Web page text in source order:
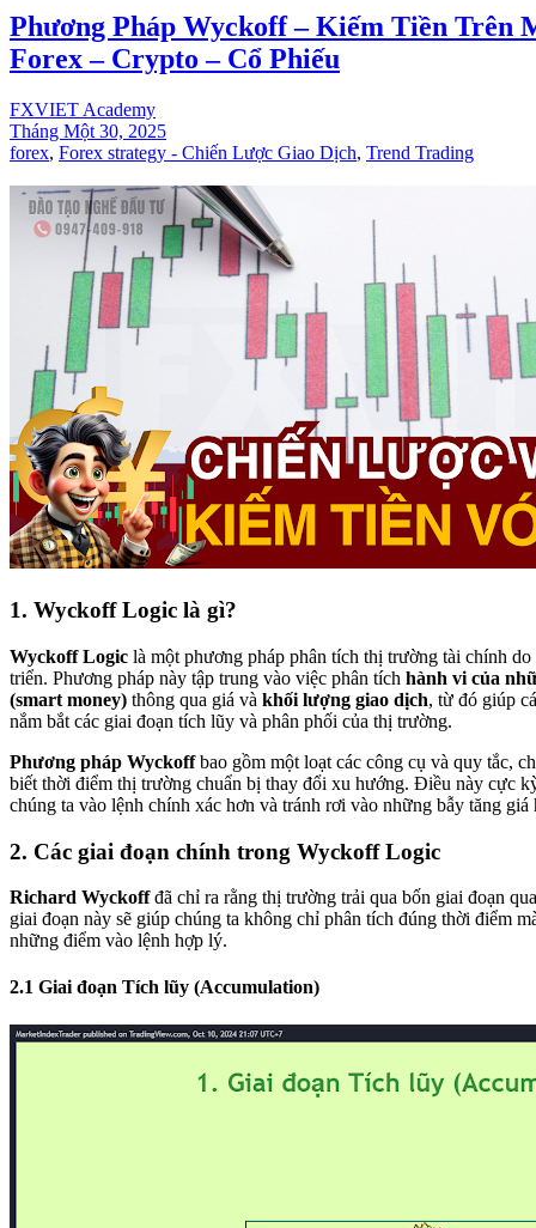
Phương Pháp Wyckoff – Kiếm Tiền Trên
Forex – Crypto – Cổ Phiếu
FXVIET Academy
Tháng Một 30, 2025
forex, Forex strategy - Chiến Lược Giao Dịch, Trend Trading
1. Wyckoff Logic là gì?
Wyckoff Logic là một phương pháp phân tích thị trường tài chính do
triển. Phương pháp này tập trung vào việc phân tích hành vi của
(smart money) thông qua giá và khối lượng giao dịch, từ đó giúp
nắm bắt các giai đoạn tích lũy và phân phối của thị trường.
Phương pháp Wyckoffbao gồm một loạt các công cụ và quy tắc,
biết thời điểm thị trường chuẩn bị thay đổi xu hướng. Điều này cực
chúng ta vào lệnh chính xác hơn và tránh rơi vào những bẫy tăng giá
2. Các giai đoạn chính trong Wyckoff Logic
Richard Wyckoffđã chỉ ra rằng thị trường trải qua bốn giai đoạn
giai đoạn này sẽ giúp chúng ta không chỉ phân tích đúng thời điểm
những điểm vào lệnh hợp lý.
2.1 Giai đoạn Tích lũy (Accumulation)